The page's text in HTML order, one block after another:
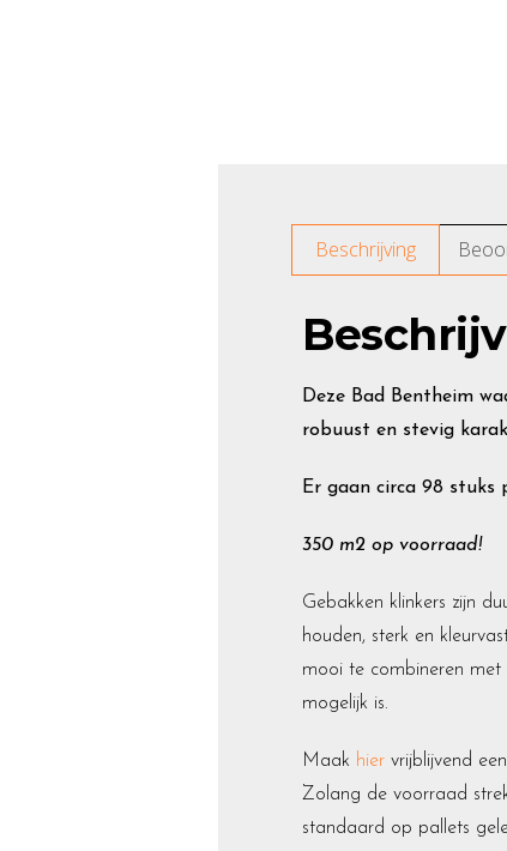
Beschrijving
Deze Bad Bentheim
robuust en stevig
Er gaan circa 98 stuks
350 m2 op voorraad!
Gebakken klinkers zijn
houden, sterk en
mooi te combineren met
mogelijk is.
Maak hier vrijblijvend
Zolang de voorraad
standaard op pallets